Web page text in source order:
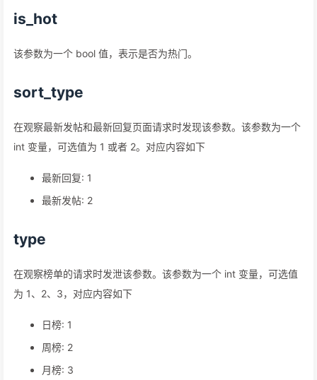
sort_type
在观察最新发帖和最新回复页面请求时发现该参数。该参数为一个
type
在观察榜单的请求时发泄该参数。该参数为一个 int 变量，可选值